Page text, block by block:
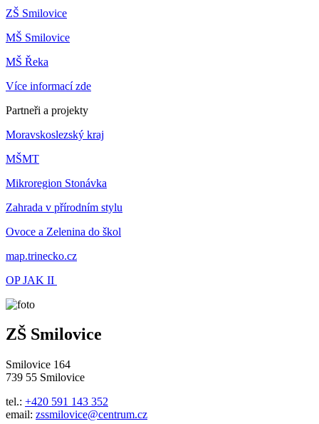
ZŠ Smilovice
MŠ Smilovice
MŠ Řeka
Více informací zde
Partneři a projekty
Moravskoslezský kraj
MŠMT
Mikroregion Stonávka
Zahrada v přírodním stylu
Ovoce a Zelenina do škol
map.trinecko.cz
OP JAK II
ZŠ Smilovice
Smilovice 164
739 55 Smilovice
tel.: +420 591 143 352
email: zssmilovice@centrum.cz